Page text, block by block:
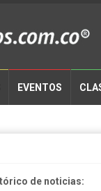
EVENTOS
de noticias: